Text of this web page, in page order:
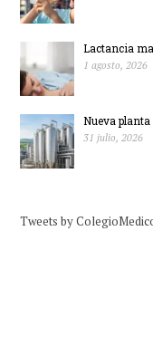
Lactancia
1 agosto, 2026
Nueva planta
31 julio, 2026
Tweets by